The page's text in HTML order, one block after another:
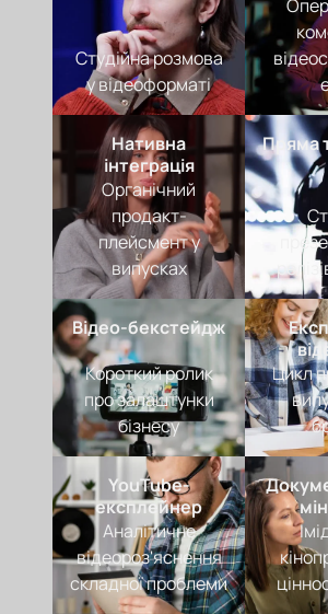
Студійна розмова
у відеоформаті
Нативна
інтеграція
Органічний
продакт-
плейсмент у
випусках
Пряма
Відео-бекстейдж
Короткий ролик
про залаштунки
бізнесу
Цикл
YouTube-
експлейнер
Аналітичне
відеороз'яснення
складної проблеми